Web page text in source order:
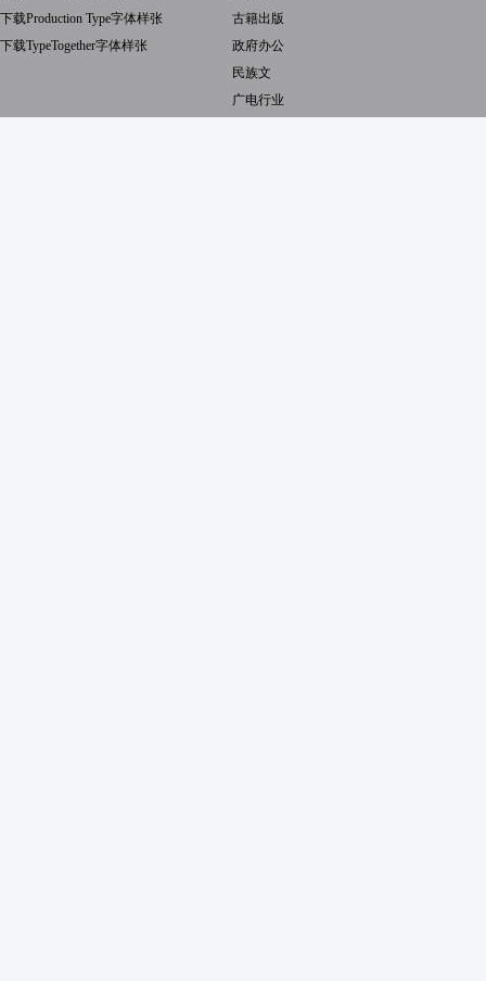
下载Production Type字体样张
下载TypeTogether字体样张
古籍出版
政府办公
民族文
广电行业